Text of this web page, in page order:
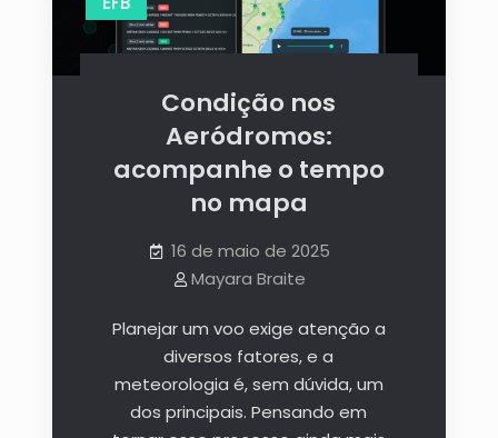
Condição nos
Aeródromos:
acompanhe o tempo
no mapa
16 de maio de 2025
Mayara Braite
Planejar um voo exige atenção a
diversos fatores, e a
meteorologia é, sem dúvida, um
dos principais. Pensando em